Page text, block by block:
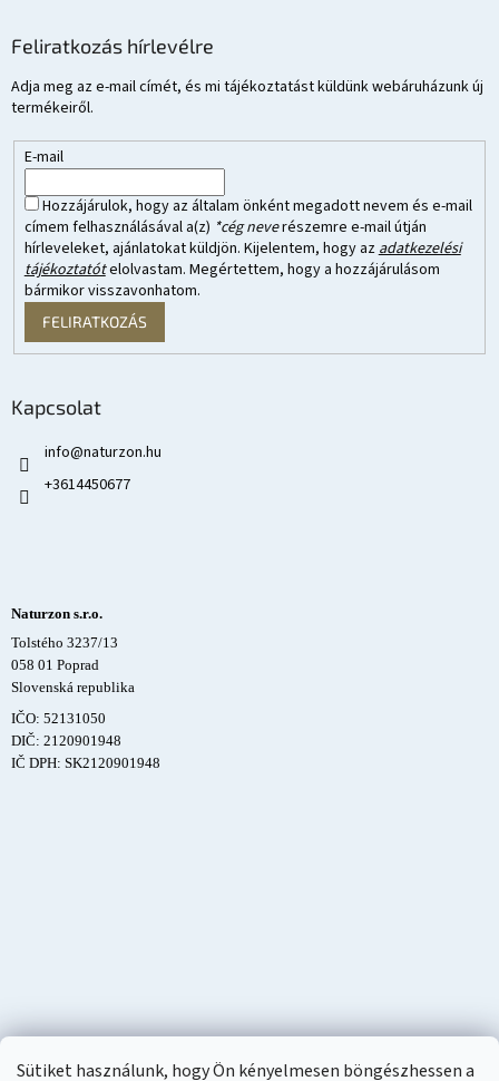
Sütiket használunk, hogy Ön kényelmesen böngészhessen a
Feliratkozás hírlevélre
Adja meg az e-mail címét, és mi tájékoztatást küldünk webáruházunk új
termékeiről.
E-mail
Hozzájárulok, hogy az általam önként megadott nevem és e-mail
címem felhasználásával a(z) *cég neverészemre e-mail útján
hírleveleket, ajánlatokat küldjön. Kijelentem, hogy az adatkezelési
tájékoztatótelolvastam. Megértettem, hogy a hozzájárulásom
bármikor visszavonhatom.
FELIRATKOZÁS
Kapcsolat
info@naturzon.hu
+3614450677
Naturzon s.r.o.
Tolstého 3237/13
058 01 Poprad
Slovenská republika
IČO: 52131050
DIČ: 2120901948
IČ DPH: SK2120901948